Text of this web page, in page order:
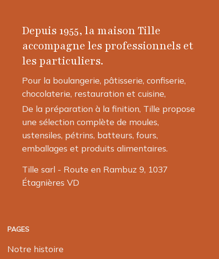
Depuis 1955, la maison Tille
accompagne les professionnels et
les particuliers.
Pour la boulangerie, pâtisserie, confiserie,
chocolaterie, restauration et cuisine,
De la préparation à la finition, Tille propose
une sélection complète de moules,
ustensiles, pétrins, batteurs, fours,
emballages et produits alimentaires.
Tille sarl - Route en Rambuz 9, 1037
Étagnières VD
PAGES
Notre histoire